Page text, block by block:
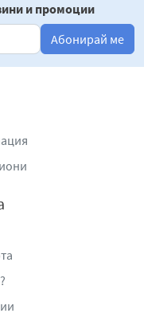
и промоции
Абонирай ме